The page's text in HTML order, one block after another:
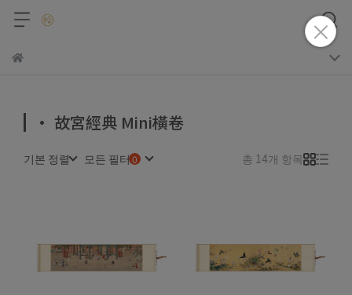
• 故宮經典 Mini橫卷
기본 정렬 모든 필터 총 14개 항목